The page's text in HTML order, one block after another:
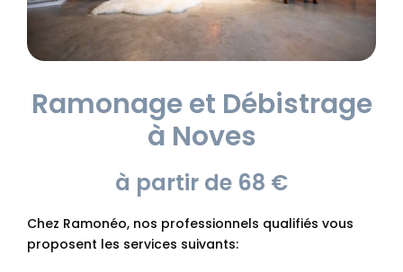
Ramonage et Débistrage
à Noves
à partir de 68 €
Chez Ramonéo, nos professionnels qualifiés vous
proposent les services suivants: